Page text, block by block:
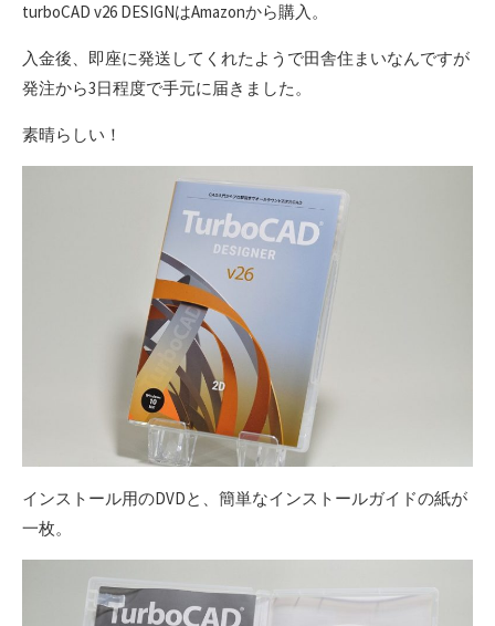
turboCAD v26 DESIGNはAmazonから購入。
入金後、即座に発送してくれたようで田舎住まいなんですが
発注から3日程度で手元に届きました。
素晴らしい！
インストール用のDVDと、簡単なインストールガイドの紙が
一枚。